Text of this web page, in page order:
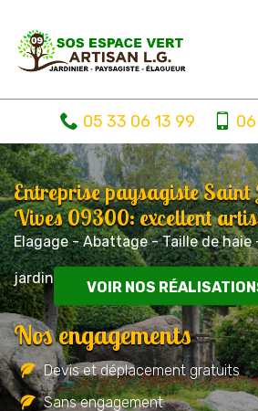
05 33 06 13 99
Entreprise paysagiste Saint
Vives 09300: excellent
Elagage - Abattage - Taille de
jardin
VOIR NOS
Nos engagements
Devis et déplacement gratuits
Sans engagement